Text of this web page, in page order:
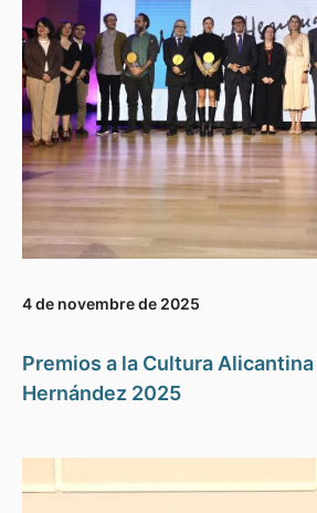
4 de novembre de 2025
Premios a la Cultura
Hernández 2025